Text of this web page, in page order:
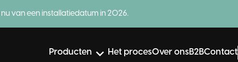
nu van een installatiedatum in 2026.
Producten Het procesOver onsB2BContact